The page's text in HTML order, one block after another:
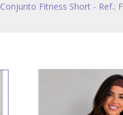
Conjunto Fitness Short - Ref.: